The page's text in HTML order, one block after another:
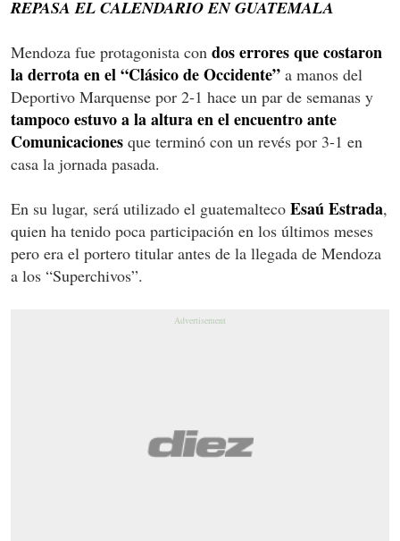
REPASA EL CALENDARIO EN GUATEMALA
Mendoza fue protagonista con dos errores que costaron
la derrota en el “Clásico de Occidente” a manos del
Deportivo Marquense por 2-1 hace un par de semanas y
tampoco estuvo a la altura en el encuentro ante
Comunicaciones que terminó con un revés por 3-1 en
casa la jornada pasada.
En su lugar, será utilizado el guatemalteco Esaú Estrada,
quien ha tenido poca participación en los últimos meses
pero era el portero titular antes de la llegada de Mendoza
a los “Superchivos”.